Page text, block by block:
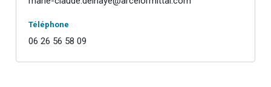
Téléphone
06 26 56 58 09